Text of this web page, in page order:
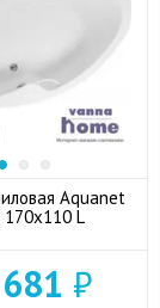
Aquanet
170x110 L
₽